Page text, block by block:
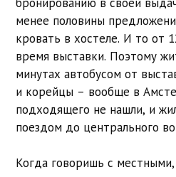
менее половины
кровать в хостеле. И то от
время выставки. Поэтому
минутах автобусом от
и корейцы – вообще в
подходящего не нашли, и
поездом до центрального
Когда говоришь с